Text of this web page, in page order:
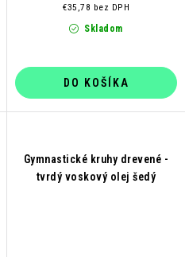
Skladom
€35,78 bez DPH
DO KOŠÍKA
Gymnastické kruhy drevené -
tvrdý voskový olej šedý